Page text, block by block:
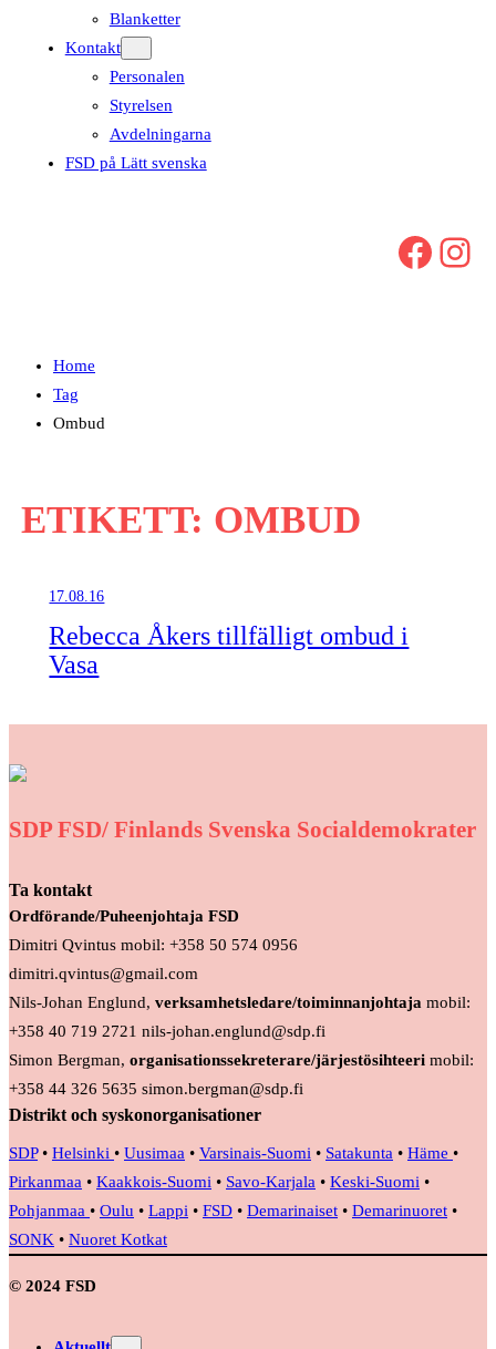
Blanketter
Kontakt
Personalen
Styrelsen
Avdelningarna
FSD på Lätt svenska
Facebook Instagram
Home
Tag
Ombud
ETIKETT: OMBUD
17.08.16
Rebecca Åkers tillfälligt ombud i
Vasa
SDP FSD/ Finlands Svenska Socialdemokrater
Ta kontakt
Ordförande/Puheenjohtaja FSD
Dimitri Qvintus mobil: +358 50 574 0956
dimitri.qvintus@gmail.com
Nils-Johan Englund, verksamhetsledare/toiminnanjohtaja mobil:
+358 40 719 2721 nils-johan.englund@sdp.fi
Simon Bergman, organisationssekreterare/järjestösihteeri mobil:
+358 44 326 5635 simon.bergman@sdp.fi
Distrikt och syskonorganisationer
SDP• Helsinki • Uusimaa • Varsinais-Suomi • Satakunta • Häme •
Pirkanmaa • Kaakkois-Suomi • Savo-Karjala • Keski-Suomi •
Pohjanmaa • Oulu • Lappi • FSD • Demarinaiset • Demarinuoret •
SONK • Nuoret Kotkat
© 2024 FSD